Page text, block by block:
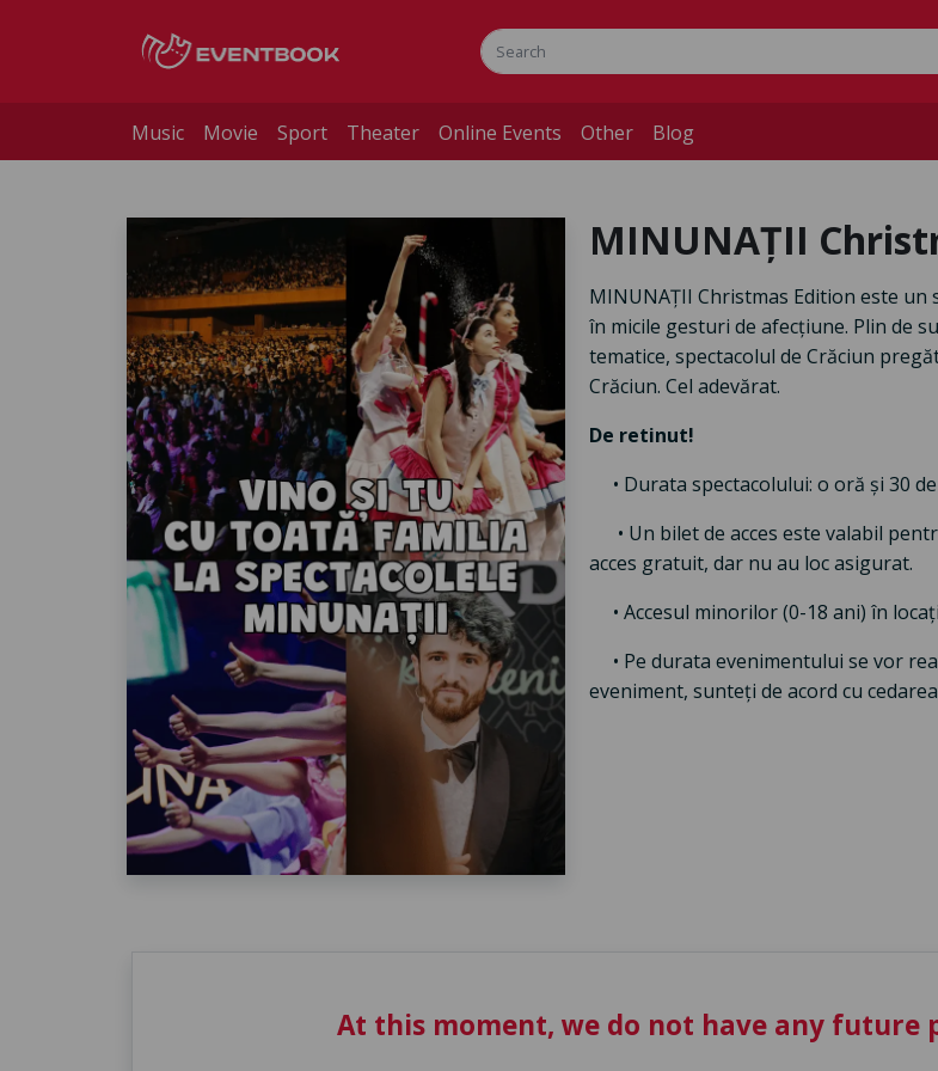
Music Movie Sport Theater Online Events Other Blog
MINUNAȚII
MINUNAȚII Christmas Edition este
în micile gesturi de afecțiune. Plin de
tematice, spectacolul de Crăciun
Crăciun. Cel adevărat.
De retinut!
• Durata spectacolului: o oră și 30
• Un bilet de acces este valabil
acces gratuit, dar nu au loc asigurat.
• Accesul minorilor (0-18 ani) în
• Pe durata evenimentului se vor
eveniment, sunteți de acord cu
At this moment, we do not have any future